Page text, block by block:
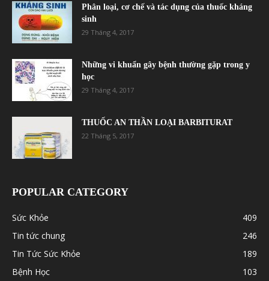
Phân loại, cơ chế và tác dụng của thuốc kháng
sinh
29 Tháng 4, 2017
Những vi khuẩn gây bệnh thường gặp trong y
học
29 Tháng 4, 2017
THUỐC AN THẦN LOẠI BARBITURAT
22 Tháng 5, 2017
POPULAR CATEGORY
Sức Khỏe
409
Tin tức chung
246
Tin Tức Sức Khỏe
189
Bệnh Học
103